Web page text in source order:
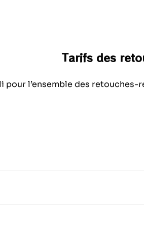
Tarifs des
pour l’ensemble des retouches-